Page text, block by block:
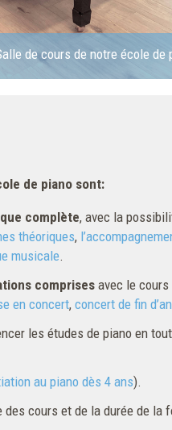
de cours de notre école de
de piano sont:
complète, avec la
théoriques,
musicale.
comprisesavec le cours
en concert, concert de fin
les études de piano en
au piano dès 4 ans).
des cours et de la durée de la